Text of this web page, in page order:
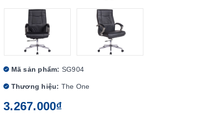
Mã sản phẩm: SG904
Thương hiệu: The One
3.267.000₫